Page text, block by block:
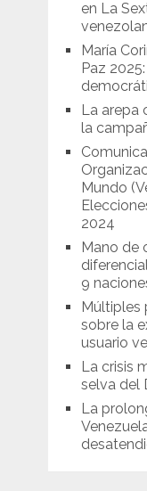
en La
María
Paz
La arepa
la
Mundo
2024
Mano de
9
Múltiples
sobre la
usuario
La crisis
selva del
La